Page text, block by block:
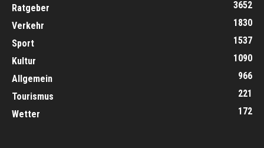
Ratgeber
3652
Verkehr
1830
Sport
1537
Kultur
1090
Allgemein
966
Tourismus
221
Wetter
172